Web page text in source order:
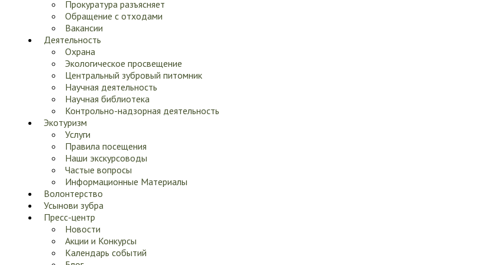
Прокуратура разъясняет
Обращение с отходами
Вакансии
Деятельность
Охрана
Экологическое просвещение
Центральный зубровый питомник
Научная деятельность
Научная библиотека
Контрольно-надзорная деятельность
Экотуризм
Услуги
Правила посещения
Наши экскурсоводы
Частые вопросы
Информационные Материалы
Волонтерство
Усынови зубра
Пресс-центр
Новости
Акции и Конкурсы
Календарь событий